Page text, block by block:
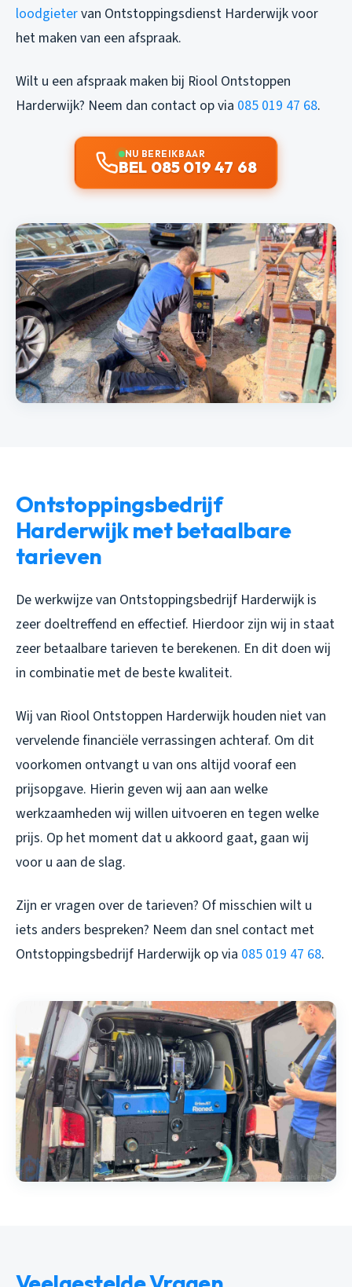
loodgietervan Ontstoppingsdienst Harderwijk voor
het maken van een afspraak.
Wilt u een afspraak maken bij Riool Ontstoppen
Harderwijk? Neem dan contact op via 085 019 47 68.
NU BEREIKBAAR
BEL 085 019 47 68
Ontstoppingsbedrijf
Harderwijk met betaalbare
tarieven
De werkwijze van Ontstoppingsbedrijf Harderwijk is
zeer doeltreffend en effectief. Hierdoor zijn wij in staat
zeer betaalbare tarieven te berekenen. En dit doen wij
in combinatie met de beste kwaliteit.
Wij van Riool Ontstoppen Harderwijk houden niet van
vervelende financiële verrassingen achteraf. Om dit
voorkomen ontvangt u van ons altijd vooraf een
prijsopgave. Hierin geven wij aan aan welke
werkzaamheden wij willen uitvoeren en tegen welke
prijs. Op het moment dat u akkoord gaat, gaan wij
voor u aan de slag.
Zijn er vragen over de tarieven? Of misschien wilt u
iets anders bespreken? Neem dan snel contact met
Ontstoppingsbedrijf Harderwijk op via 085 019 47 68.